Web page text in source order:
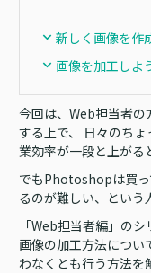
新しく画像を作
画像を加工しよ
今回は、Web担当者の
する上で、 日々のち
業効率が一段と上がる
でもPhotoshopは買っ
るのが難しい、という
「Web担当者編」の
画像の加工方法につい
わなくとも行う方法を